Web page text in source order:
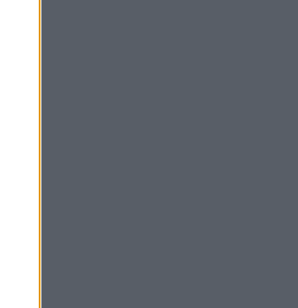
Καρράς
σχεδίου
για τα
η τελική
χρόνο στον